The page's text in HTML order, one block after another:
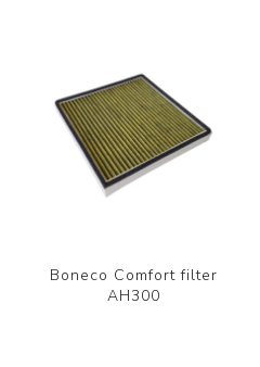
Boneco Comfort filter
AH300